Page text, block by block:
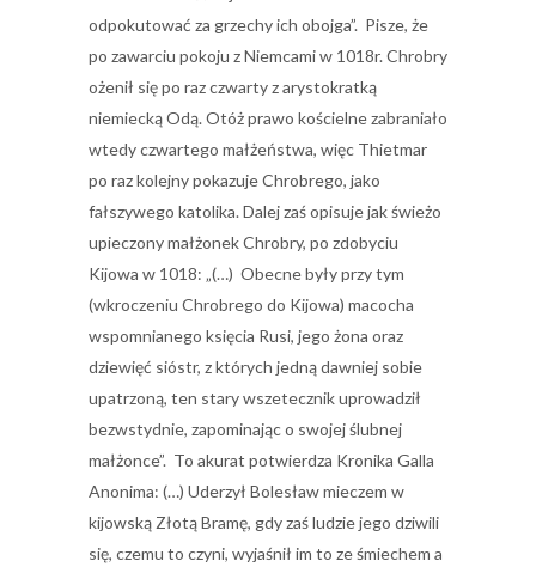
odpokutować za grzechy ich obojga”. Pisze, że
po zawarciu pokoju z Niemcami w 1018r. Chrobry
ożenił się po raz czwarty z arystokratką
niemiecką Odą. Otóż prawo kościelne zabraniało
wtedy czwartego małżeństwa, więc Thietmar
po raz kolejny pokazuje Chrobrego, jako
fałszywego katolika. Dalej zaś opisuje jak świeżo
upieczony małżonek Chrobry, po zdobyciu
Kijowa w 1018: „(…) Obecne były przy tym
(wkroczeniu Chrobrego do Kijowa) macocha
wspomnianego księcia Rusi, jego żona oraz
dziewięć sióstr, z których jedną dawniej sobie
upatrzoną, ten stary wszetecznik uprowadził
bezwstydnie, zapominając o swojej ślubnej
małżonce”. To akurat potwierdza Kronika Galla
Anonima: (…) Uderzył Bolesław mieczem w
kijowską Złotą Bramę, gdy zaś ludzie jego dziwili
się, czemu to czyni, wyjaśnił im to ze śmiechem a